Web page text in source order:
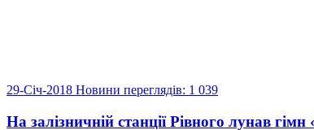
29-Січ-2018 Новини переглядів: 1 039
На залізничній станції Рівного лунав